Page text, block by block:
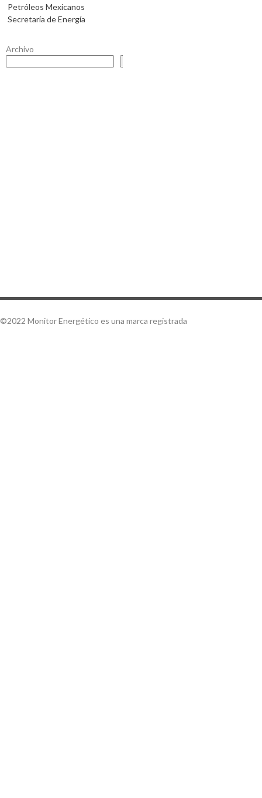
Petróleos Mexicanos
Secretaría de Energía
Archivo
©2022 Monitor Energético es una marca registrada